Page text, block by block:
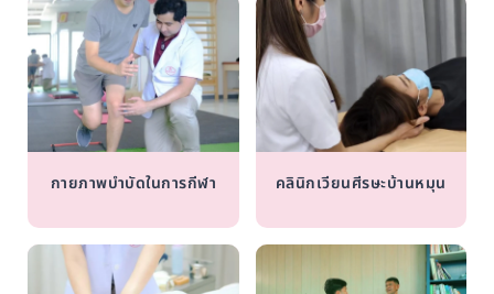
กายภาพบำบัดในการกีฬา คลินิกเวียนศีรษะบ้านหมุน